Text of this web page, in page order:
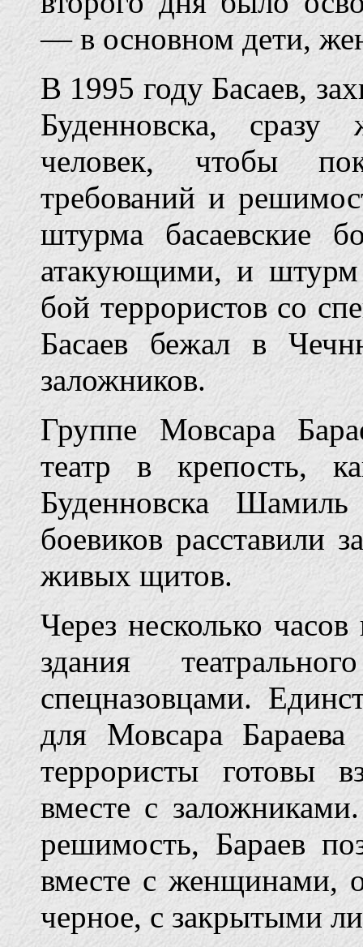
— в основном дети,
В 1995 году Басаев,
Буденновска, сразу
человек, чтобы
требований и
штурма басаевские
атакующими, и штурм
бой террористов со
Басаев бежал в
заложников.
Группе Мовсара
театр в крепость,
Буденновска
боевиков расставили
живых щитов.
Через несколько
здания
спецназовцами.
для Мовсара
террористы готовы
вместе с
решимость, Бараев
вместе с женщинами,
черное, с закрытыми